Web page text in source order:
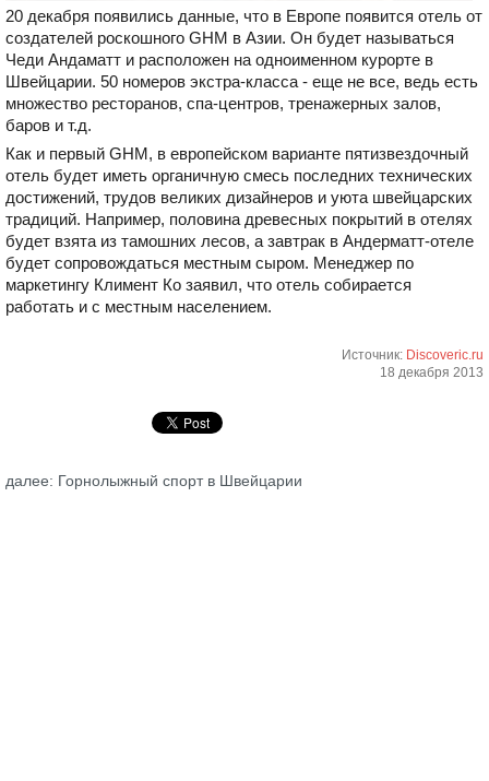
20 декабря появились данные, что в Европе появится отель от
создателей роскошного GHM в Азии. Он будет называться
Чеди Андаматт и расположен на одноименном курорте в
Швейцарии. 50 номеров экстра-класса - еще не все, ведь есть
множество ресторанов, спа-центров, тренажерных залов,
баров и т.д.
Как и первый GHM, в европейском варианте пятизвездочный
отель будет иметь органичную смесь последних технических
достижений, трудов великих дизайнеров и уюта швейцарских
традиций. Например, половина древесных покрытий в отелях
будет взята из тамошних лесов, а завтрак в Андерматт-отеле
будет сопровождаться местным сыром. Менеджер по
маркетингу Климент Ко заявил, что отель собирается
работать и с местным населением.
Источник: Discoveric.ru
18 декабря 2013
далее: Горнолыжный спорт в Швейцарии